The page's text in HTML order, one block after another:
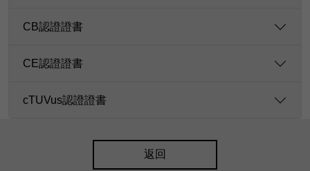
CB認證證書
CE認證證書
cTUVus認證證書
返回